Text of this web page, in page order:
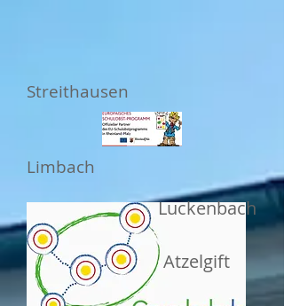
Streithausen
Limbach
Luckenbach
Atzelgift